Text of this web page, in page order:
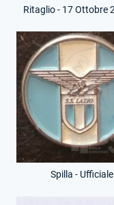
Spilla - Ufficiale